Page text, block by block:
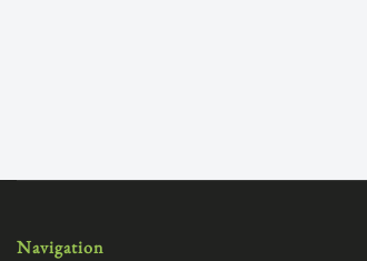
Navigation